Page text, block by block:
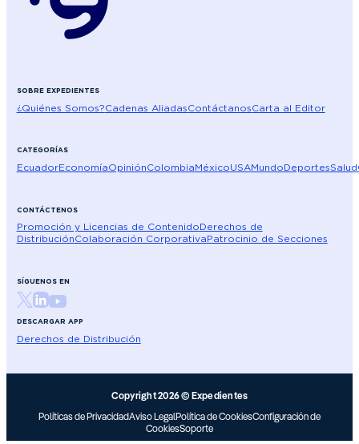
SOBRE EXPEDIENTES
¿Quiénes Somos?Cadenas AliadasContáctanosCarta al Editor
CATEGORÍAS
EcuadorEconomíaOpiniónColombiaMéxicoUSAMundoDeportesSalud
CONTÁCTENOS
Promoción y Licencias de ContenidoDerechos de
DistribuciónColaboración CorporativaPatrocinio de Secciones
SÍGUENOS EN
DESCARGAR APP
Derechos de Distribución
Copyright 2026 © Expedientes
Políticas de PrivacidadAviso LegalPolítica de CookiesConfiguración de
CookiesSoporte